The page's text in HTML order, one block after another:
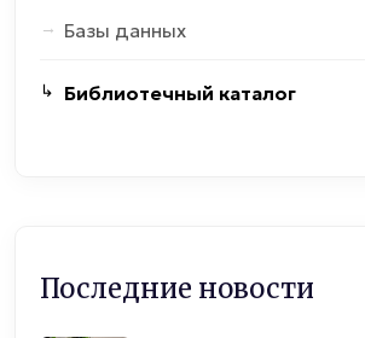
Базы данных
Библиотечный каталог
Последние новости